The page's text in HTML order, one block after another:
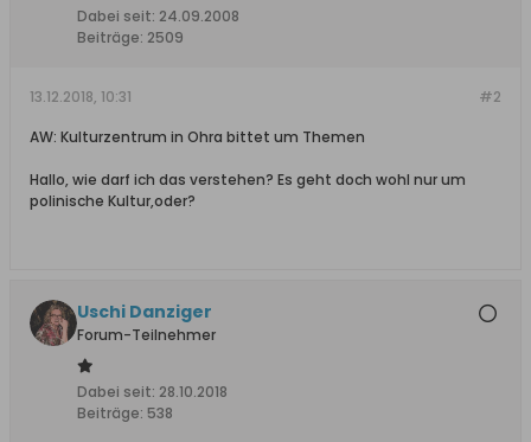
Dabei seit: 24.09.2008
Beiträge: 2509
#2
13.12.2018, 10:31
AW: Kulturzentrum in Ohra bittet um Themen
Hallo, wie darf ich das verstehen? Es geht doch wohl nur um
polinische Kultur,oder?
Uschi Danziger
Forum-Teilnehmer
Dabei seit: 28.10.2018
Beiträge: 538